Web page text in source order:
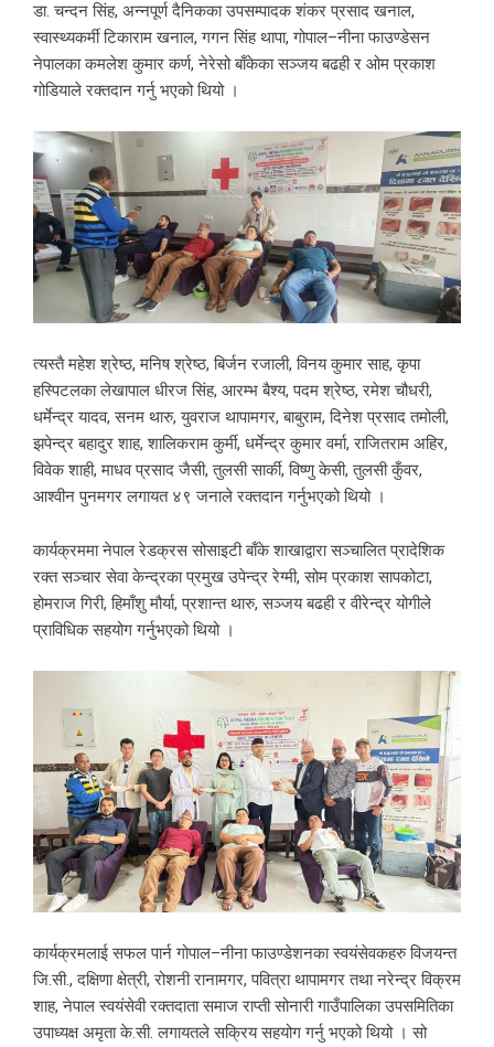
डा. चन्दन सिंह, अन्नपूर्ण दैनिकका उपसम्पादक शंकर प्रसाद खनाल,
स्वास्थ्यकर्मी टिकाराम खनाल, गगन सिंह थापा, गोपाल–नीना फाउण्डेसन
नेपालका कमलेश कुमार कर्ण, नेरेसो बाँकेका सञ्जय बढही र ओम प्रकाश
गोडियाले रक्तदान गर्नु भएको थियो ।
त्यस्तै महेश श्रेष्ठ, मनिष श्रेष्ठ, बिर्जन रजाली, विनय कुमार साह, कृपा
हस्पिटलका लेखापाल धीरज सिंह, आरम्भ बैश्य, पदम श्रेष्ठ, रमेश चौधरी,
धर्मेन्द्र यादव, सनम थारु, युवराज थापामगर, बाबुराम, दिनेश प्रसाद तमोली,
झपेन्द्र बहादुर शाह, शालिकराम कुर्मी, धर्मेन्द्र कुमार वर्मा, राजितराम अहिर,
विवेक शाही, माधव प्रसाद जैसी, तुलसी सार्की, विष्णु केसी, तुलसी कुँवर,
आश्वीन पुनमगर लगायत ४९ जनाले रक्तदान गर्नुभएको थियो ।
कार्यक्रममा नेपाल रेडक्रस सोसाइटी बाँके शाखाद्वारा सञ्चालित प्रादेशिक
रक्त सञ्चार सेवा केन्द्रका प्रमुख उपेन्द्र रेग्मी, सोम प्रकाश सापकोटा,
होमराज गिरी, हिमाँशु मौर्या, प्रशान्त थारु, सञ्जय बढही र वीरेन्द्र योगीले
प्राविधिक सहयोग गर्नुभएको थियो ।
कार्यक्रमलाई सफल पार्न गोपाल–नीना फाउण्डेशनका स्वयंसेवकहरु विजयन्त
जि.सी., दक्षिणा क्षेत्री, रोशनी रानामगर, पवित्रा थापामगर तथा नरेन्द्र विक्रम
शाह, नेपाल स्वयंसेवी रक्तदाता समाज राप्ती सोनारी गाउँपालिका उपसमितिका
उपाध्यक्ष अमृता के.सी. लगायतले सक्रिय सहयोग गर्नु भएको थियो । सो